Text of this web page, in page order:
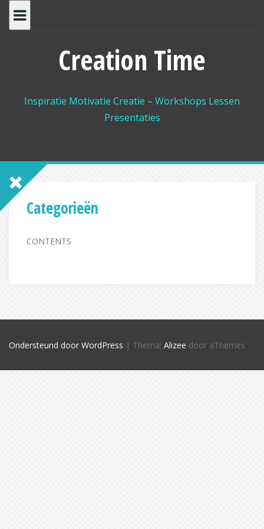
naar
Creation Time
Inspiratie Motivatie Creatie – Workshops Lessen
Presentaties
Categorieën
CONTENTS
Ondersteund door WordPress | Thema: Alizee door aThemes